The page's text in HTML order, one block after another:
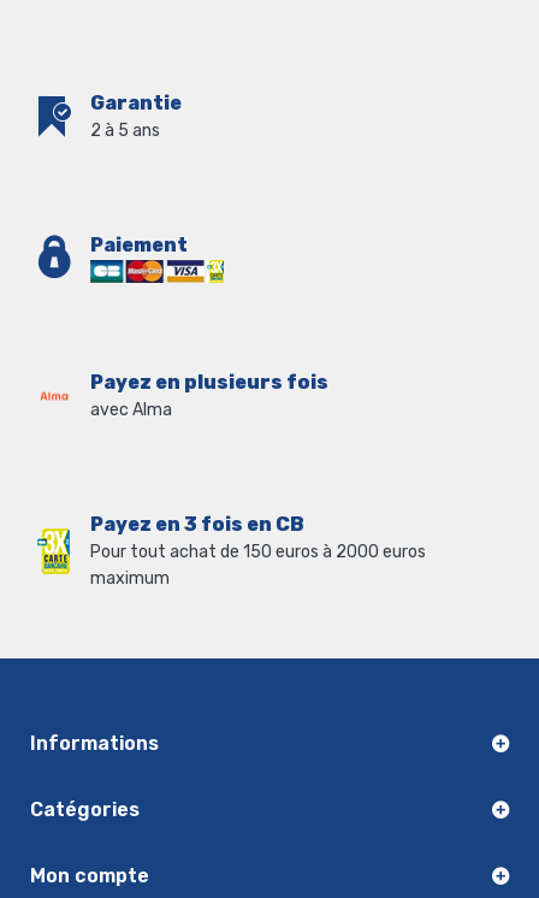
Garantie
2 à 5 ans
Paiement
Payez en plusieurs fois
avec Alma
Payez en 3 fois en CB
Pour tout achat de 150 euros à 2000 euros
maximum
Informations
Catégories
Mon compte